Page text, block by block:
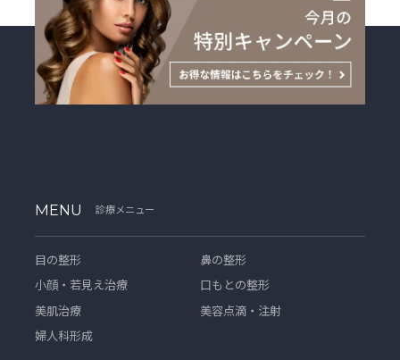
MENU 診療メニュー
目の整形
鼻の整形
小顔・若見え治療
口もとの整形
美肌治療
美容点滴・注射
婦人科形成